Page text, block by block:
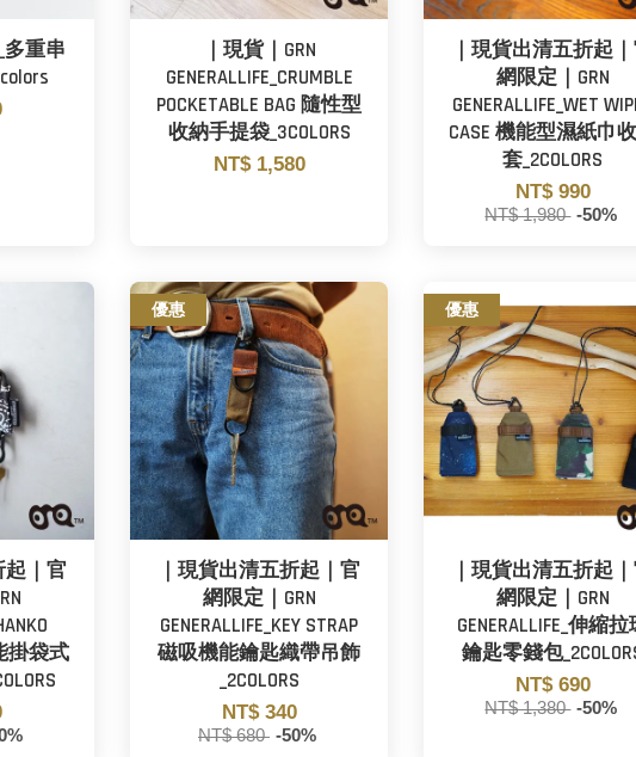
多重串
｜現貨｜GRN
GENERALLIFE_CRUMBLE
POCKETABLE BAG 隨性型
收納手提袋_3COLORS
NT$ 1,580
｜現貨出清五折起
網限定｜GRN
GENERALLIFE_WET
CASE 機能型濕紙巾
套_2COLORS
NT$ 990
NT$ 1,980 -50%
起｜官
掛袋式
優惠
｜現貨出清五折起｜官
網限定｜GRN
GENERALLIFE_KEY STRAP
磁吸機能鑰匙織帶吊飾
_2COLORS
NT$ 340
NT$ 680 -50%
優惠
｜現貨出清五折起
網限定｜GRN
GENERALLIFE_伸縮
鑰匙零錢包
NT$ 690
NT$ 1,380 -50%